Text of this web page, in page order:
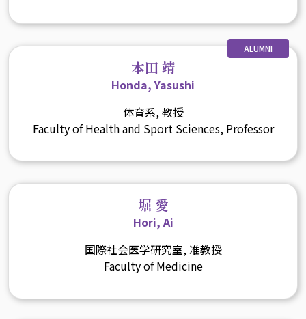
ALUMNI
本田 靖
Honda, Yasushi
体育系, 教授
Faculty of Health and Sport Sciences, Professor
堀 愛
Hori, Ai
国際社会医学研究室, 准教授
Faculty of Medicine